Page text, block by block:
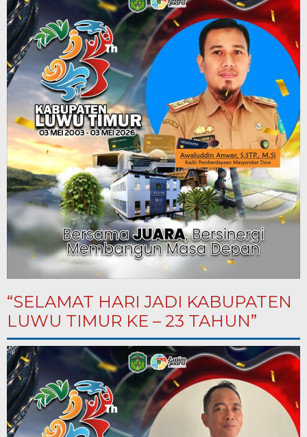
“SELAMAT HARI JADI KABUPATEN
LUWU TIMUR KE – 23 TAHUN”